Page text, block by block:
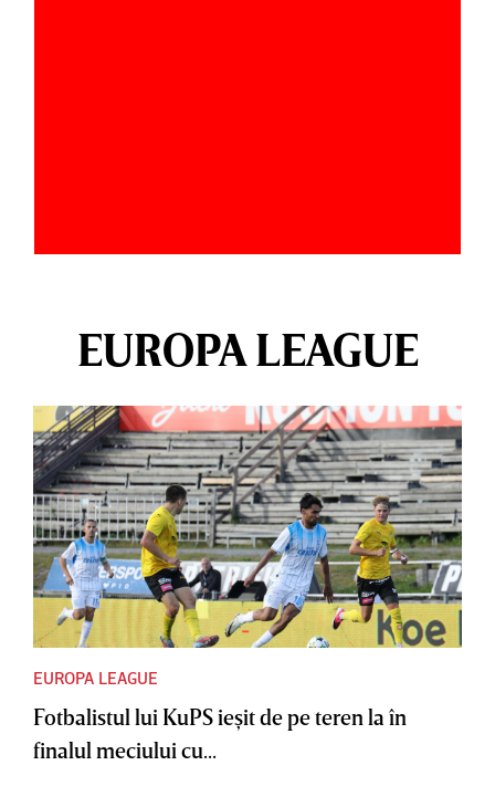
EUROPA LEAGUE
EUROPA LEAGUE
Fotbalistul lui KuPS ieşit de pe teren la în
finalul meciului cu...